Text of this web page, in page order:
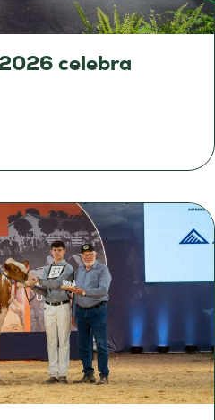
celebra